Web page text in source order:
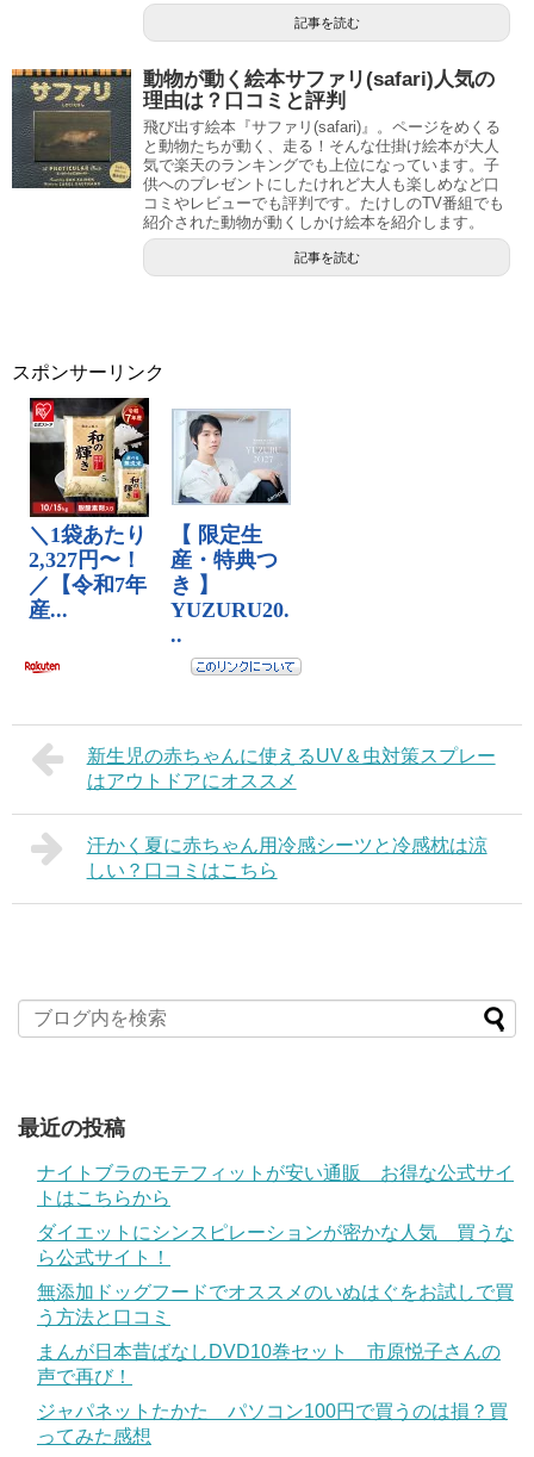
記事を読む
動物が動く絵本サファリ(safari)人気の
理由は？口コミと評判
飛び出す絵本『サファリ(safari)』。ページをめくる
と動物たちが動く、走る！そんな仕掛け絵本が大人
気で楽天のランキングでも上位になっています。子
供へのプレゼントにしたけれど大人も楽しめなど口
コミやレビューでも評判です。たけしのTV番組でも
紹介された動物が動くしかけ絵本を紹介します。
記事を読む
スポンサーリンク
新生児の赤ちゃんに使えるUV＆虫対策スプレー
はアウトドアにオススメ
汗かく夏に赤ちゃん用冷感シーツと冷感枕は涼
しい？口コミはこちら
最近の投稿
ナイトブラのモテフィットが安い通販 お得な公式サイ
トはこちらから
ダイエットにシンスピレーションが密かな人気 買うな
ら公式サイト！
無添加ドッグフードでオススメのいぬはぐをお試しで買
う方法と口コミ
まんが日本昔ばなしDVD10巻セット 市原悦子さんの
声で再び！
ジャパネットたかた パソコン100円で買うのは損？買
ってみた感想